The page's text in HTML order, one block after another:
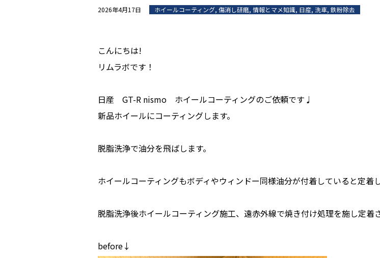
2026年4月17日 ホイールコーティング, 傷消し研磨, 情報とマメ知識, 日産, 洗車, 鉄粉除去
こんにちは!
リムラボです！
日産 GT-R nismo ホイールコーティングのご依頼です♩
新品ホイールにコーティングします。
脱脂洗浄で油分を飛ばします。
ホイールコーティングもボディやウィンドー同様油分が付着していると定着
脱脂洗浄後ホイールコーティング施工、遠赤外線で焼き付け処理を施し定着さ
before↓